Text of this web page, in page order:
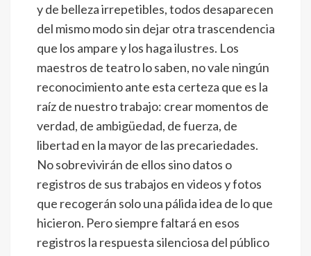
y de belleza irrepetibles, todos desaparecen
del mismo modo sin dejar otra trascendencia
que los ampare y los haga ilustres. Los
maestros de teatro lo saben, no vale ningún
reconocimiento ante esta certeza que es la
raíz de nuestro trabajo: crear momentos de
verdad, de ambigüedad, de fuerza, de
libertad en la mayor de las precariedades.
No sobrevivirán de ellos sino datos o
registros de sus trabajos en videos y fotos
que recogerán solo una pálida idea de lo que
hicieron. Pero siempre faltará en esos
registros la respuesta silenciosa del público